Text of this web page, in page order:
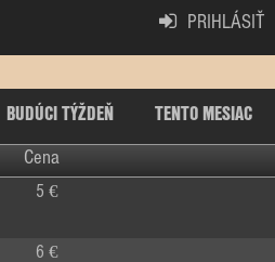
PRIHLÁSIŤ
BUDÚCI TÝŽDEŇ
TENTO MESIAC
Cena
5 €
6 €